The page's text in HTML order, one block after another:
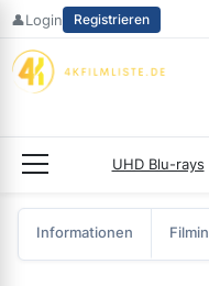
Zum
springen
👤Login Registrieren
UHD Blu-rays
Informationen